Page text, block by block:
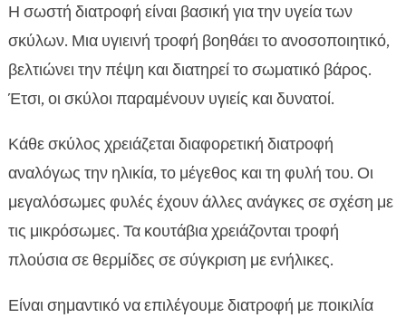
Η σωστή διατροφή είναι βασική για την υγεία των
σκύλων. Μια υγιεινή τροφή βοηθάει το ανοσοποιητικό,
βελτιώνει την πέψη και διατηρεί το σωματικό βάρος.
Έτσι, οι σκύλοι παραμένουν υγιείς και δυνατοί.
Κάθε σκύλος χρειάζεται διαφορετική διατροφή
αναλόγως την ηλικία, το μέγεθος και τη φυλή του. Οι
μεγαλόσωμες φυλές έχουν άλλες ανάγκες σε σχέση με
τις μικρόσωμες. Τα κουτάβια χρειάζονται τροφή
πλούσια σε θερμίδες σε σύγκριση με ενήλικες.
Είναι σημαντικό να επιλέγουμε διατροφή με ποικιλία